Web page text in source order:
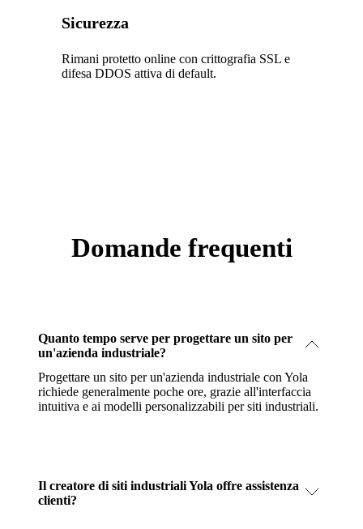
Sicurezza
Rimani protetto online con crittografia SSL e
difesa DDOS attiva di default.
Domande frequenti
Quanto tempo serve per progettare un sito per
un'azienda industriale?
Progettare un sito per un'azienda industriale con Yola
richiede generalmente poche ore, grazie all'interfaccia
intuitiva e ai modelli personalizzabili per siti industriali.
Il creatore di siti industriali Yola offre assistenza
clienti?